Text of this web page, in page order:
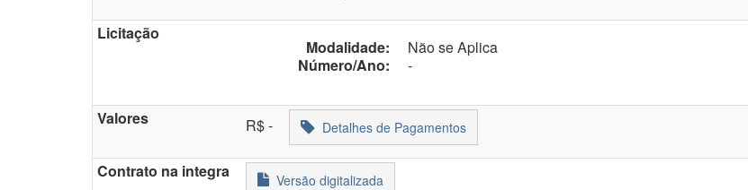
Licitação
Modalidade:
Não se Aplica
Número/Ano:
-
Valores R$- Detalhes de Pagamentos
Contrato na integra Versão digitalizada